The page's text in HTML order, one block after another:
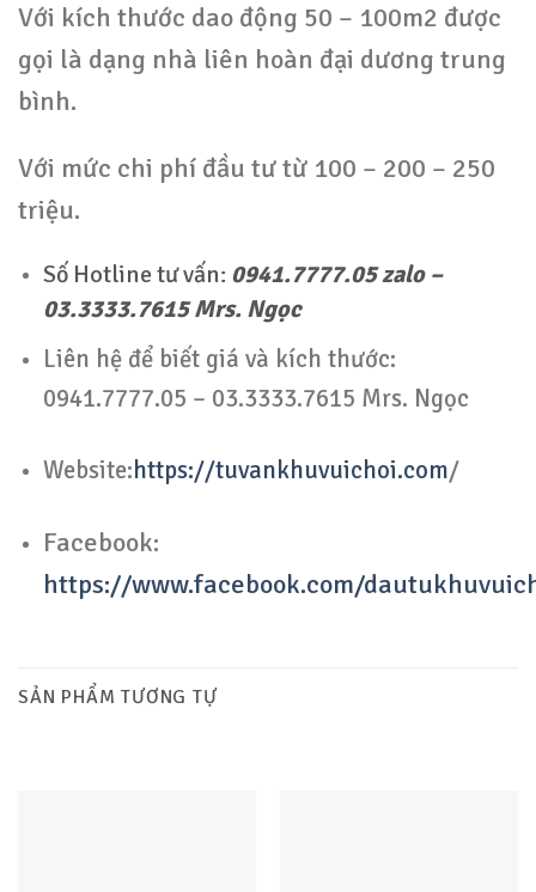
Với kích thước dao động 50 – 100m2 được
gọi là dạng nhà liên hoàn đại dương trung
bình.
Với mức chi phí đầu tư từ 100 – 200 – 250
triệu.
Số Hotline tư vấn: 0941.7777.05 zalo –
03.3333.7615 Mrs. Ngọc
Liên hệ để biết giá và kích thước:
0941.7777.05 – 03.3333.7615 Mrs. Ngọc
Website:https://tuvankhuvuichoi.com/
Facebook:
https://www.facebook.com/
SẢN PHẨM TƯƠNG TỰ